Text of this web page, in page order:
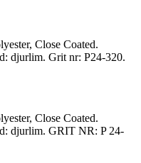
Close Coated.
djurlim. Grit nr: P24-320.
Close Coated.
djurlim. GRIT NR: P 24-